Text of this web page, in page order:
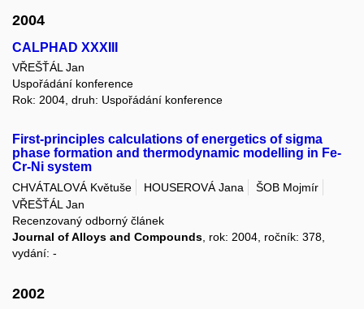
2004
CALPHAD XXXIII
VŘEŠŤÁL Jan
Uspořádání konference
Rok: 2004, druh: Uspořádání konference
First-principles calculations of energetics of sigma
phase formation and thermodynamic modelling in Fe-
Cr-Ni system
CHVÁTALOVÁ Květuše HOUSEROVÁ Jana
ŠOB Mojmír
VŘEŠŤÁL Jan
Recenzovaný odborný článek
Journal of Alloys and Compounds , rok: 2004, ročník: 378,
vydání: -
2002